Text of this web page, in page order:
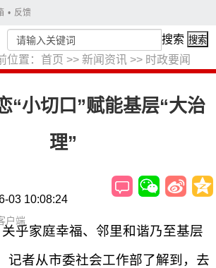
• 反馈
位置： 首页 >> 新闻资讯 >> 时政要闻
搜索 搜索
“小切口”赋能基层“大治
理”
03 10:08:24
户端
乎家庭幸福、邻里和谐乃至基层
记者从市委社会工作部了解到，去